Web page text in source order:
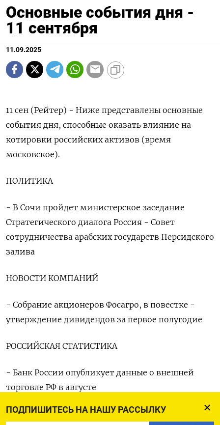
ПОДПИШИТЕСЬ НА НАШУ РАССЫЛКУ
Основные события дня -
11 сентября
11.09.2025
11 сен (Рейтер) - Ниже представлены основные
события дня, способные оказать влияние на
котировки российских активов (время
московское).
ПОЛИТИКА
- В Сочи пройдет министерское заседание
Стратегического диалога Россия - Совет
сотрудничества арабских государств Персидского
залива
НОВОСТИ КОМПАНИЙ
- Собрание акционеров Фосагро, в повестке -
утверждение дивидендов за первое полугодие
РОССИЙСКАЯ СТАТИСТИКА
- Банк России опубликует данные о внешней
торговле РФ в августе
ЗАРУБЕЖНЫЕ СОБЫТИЯ И СТАТИСТИКА